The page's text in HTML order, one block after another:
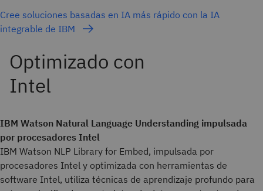
Cree soluciones basadas en IA más rápido con la IA
integrable de IBM
IBM Watson Natural Language Understanding impulsada
por procesadores Intel
IBM Watson NLP Library for Embed, impulsada por
procesadores Intel y optimizada con herramientas de
software Intel, utiliza técnicas de aprendizaje profundo para